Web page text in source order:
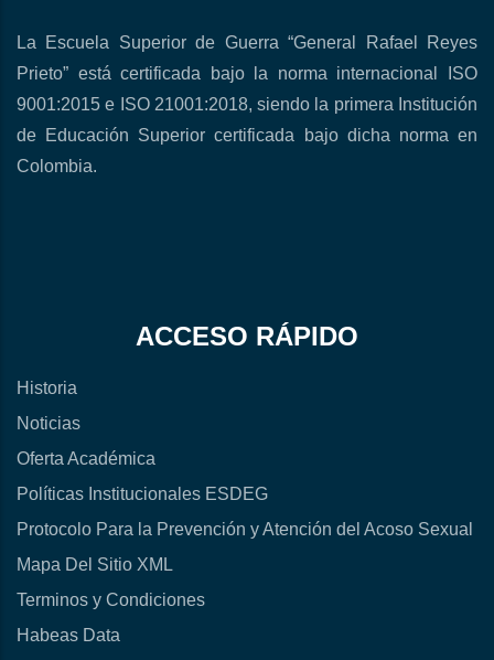
La Escuela Superior de Guerra “General Rafael Reyes
Prieto” está certificada bajo la norma internacional ISO
9001:2015 e ISO 21001:2018, siendo la primera Institución
de Educación Superior certificada bajo dicha norma en
Colombia.
ACCESO RÁPIDO
Historia
Noticias
Oferta Académica
Políticas Institucionales ESDEG
Protocolo Para la Prevención y Atención del Acoso Sexual
Mapa Del Sitio XML
Terminos y Condiciones
Habeas Data